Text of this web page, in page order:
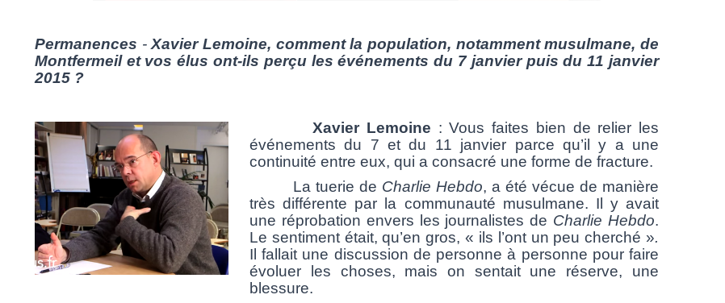
Permanences -Xavier Lemoine, comment la population, notamment musulmane, de
Montfermeil et vos élus ont-ils perçu les événements du 7 janvier puis du 11 janvier
2015 ?
Xavier Lemoine : Vous faites bien de relier les
événements du 7 et du 11 janvier parce qu’il y a une
continuité entre eux, qui a consacré une forme de fracture.
La tuerie de Charlie Hebdo, a été vécue de manière
très différente par la communauté musulmane. Il y avait
une réprobation envers les journalistes de Charlie Hebdo.
Le sentiment était, qu’en gros, « ils l’ont un peu cherché ».
Il fallait une discussion de personne à personne pour faire
évoluer les choses, mais on sentait une réserve, une
blessure.